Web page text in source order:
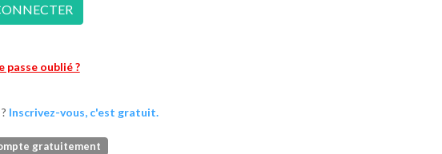
passe oublié ?
Inscrivez-vous, c'est gratuit.
gratuitement